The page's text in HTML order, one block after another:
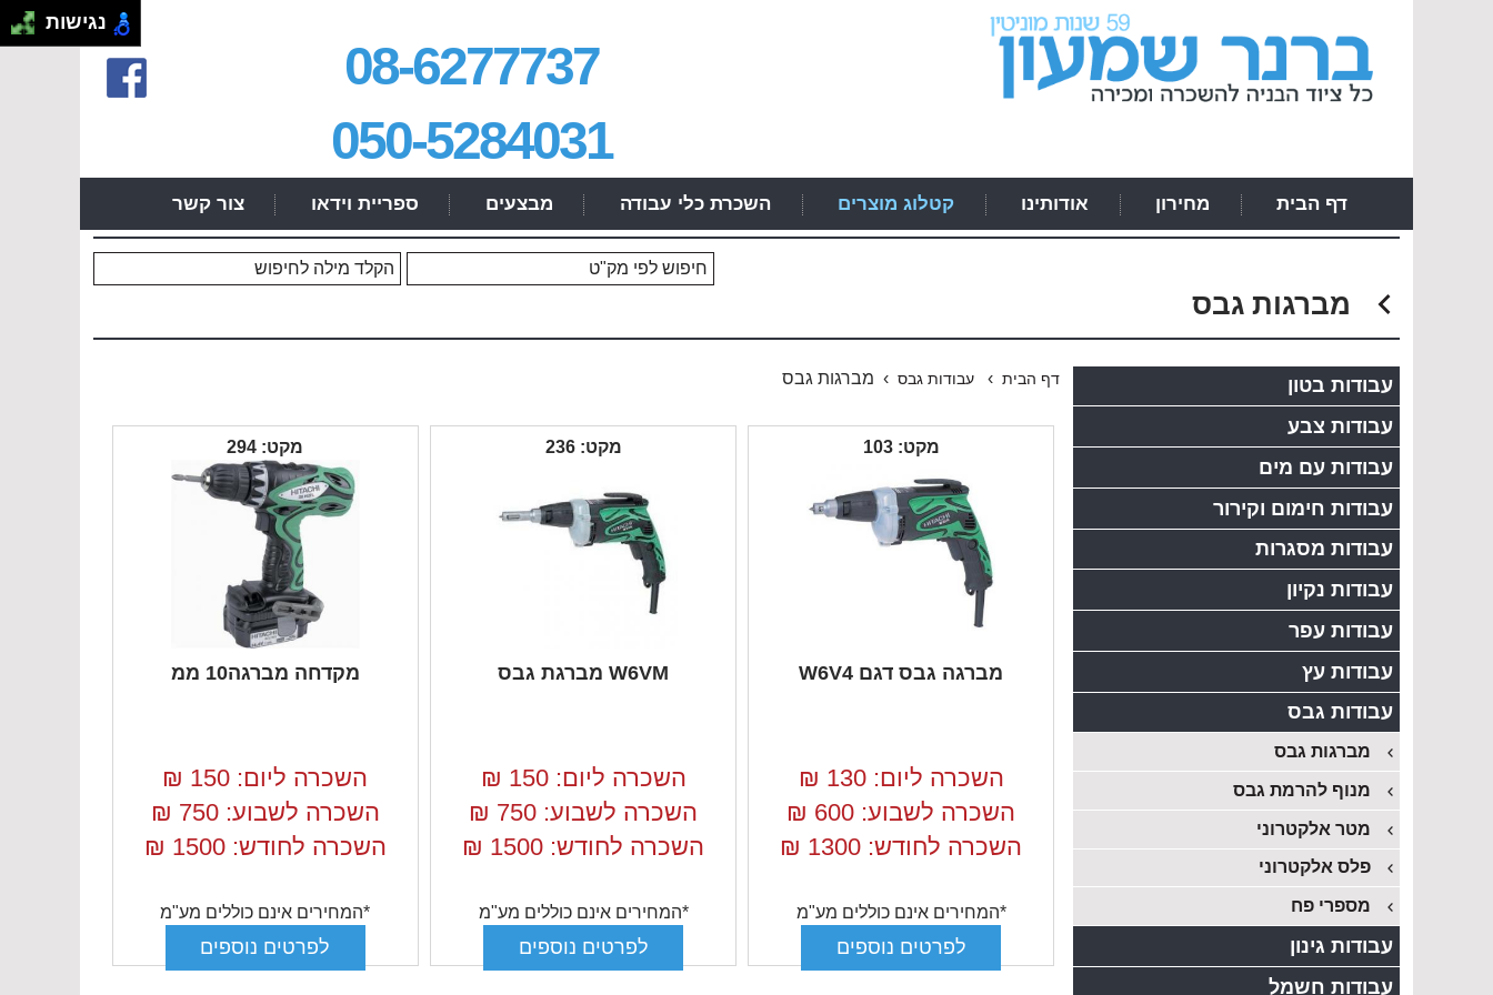
.
08-6277737
050-5284031
דף הבית מחירון אודותינו קטלוג מוצרים השכרת כלי עבודה מבצעים ספריית וידאו צור קשר
מברגות גבס
דף הבית› עבודות גבס› מברגות גבס
מקט: 103
מברגה גבס דגם W6V4
השכרה ליום: 130
₪
השכרה לשבוע: 600
₪
השכרה לחודש: 1300
₪
*המחירים אינם כוללים מע"מ
מקט: 236
W6VM מברגת גבס
השכרה ליום: 150
₪
השכרה לשבוע: 750
₪
השכרה לחודש: 1500
₪
*המחירים אינם כוללים מע"מ
מקט: 294
מקדחה מברגה10 ממ
השכרה ליום: 150
₪
השכרה לשבוע: 750
₪
השכרה לחודש: 1500
₪
*המחירים אינם כוללים מע"מ
עבודות בטון
עבודות צבע
עבודות עם מים
עבודות חימום וקירור
עבודות מסגרות
עבודות נקיון
עבודות עפר
עבודות עץ
עבודות גבס
מברגות גבס
מנוף להרמת גבס
מטר אלקטרוני
פלס אלקטרוני
מספרי פח
עבודות גינון
עבודות חשמל
נגישות